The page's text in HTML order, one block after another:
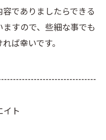
でありましたらできる
すので、些細な事でも
ば幸いです。
ト